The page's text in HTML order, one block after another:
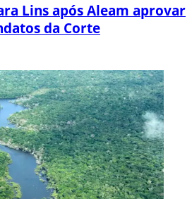
Lins após Aleam aprovar
da Corte